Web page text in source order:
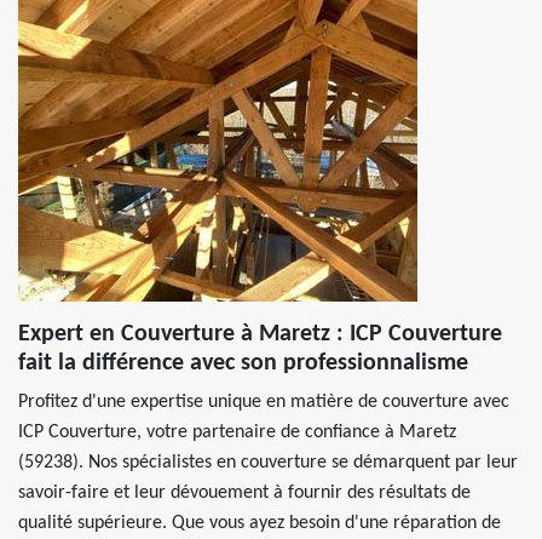
Expert en Couverture à Maretz : ICP Couverture
fait la différence avec son professionnalisme
Profitez d'une expertise unique en matière de couverture avec
ICP Couverture, votre partenaire de confiance à Maretz
(59238). Nos spécialistes en couverture se démarquent par leur
savoir-faire et leur dévouement à fournir des résultats de
qualité supérieure. Que vous ayez besoin d'une réparation de